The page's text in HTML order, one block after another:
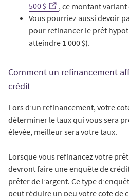
500 $
, ce montant variant
Vous pourriez aussi devoir
pour refinancer le prêt
atteindre 1 000 $).
Comment un refinancement
crédit
Lors d’un refinancement, votre
déterminer le taux qui vous sera
élevée, meilleur sera votre taux.
Lorsque vous refinancez votre
devront faire une enquête de
prêter de l’argent. Ce type
peut réduire un peu votre cote de